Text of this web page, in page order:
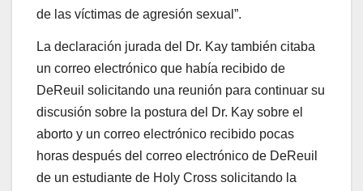
de las víctimas de agresión sexual”.
La declaración jurada del Dr. Kay también citaba
un correo electrónico que había recibido de
DeReuil solicitando una reunión para continuar su
discusión sobre la postura del Dr. Kay sobre el
aborto y un correo electrónico recibido pocas
horas después del correo electrónico de DeReuil
de un estudiante de Holy Cross solicitando la